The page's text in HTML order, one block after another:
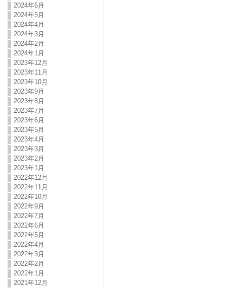
2024年6月
2024年5月
2024年4月
2024年3月
2024年2月
2024年1月
2023年12月
2023年11月
2023年10月
2023年9月
2023年8月
2023年7月
2023年6月
2023年5月
2023年4月
2023年3月
2023年2月
2023年1月
2022年12月
2022年11月
2022年10月
2022年9月
2022年7月
2022年6月
2022年5月
2022年4月
2022年3月
2022年2月
2022年1月
2021年12月